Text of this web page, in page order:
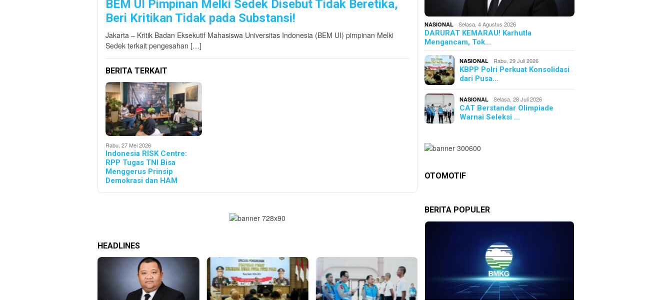
BEM UI Pimpinan Melki Sedek Disebut Tidak Beretika,
Beri Kritikan Tidak pada Substansi!
Jakarta – Kritik Badan Eksekutif Mahasiswa Universitas Indonesia (BEM UI) pimpinan Melki
Sedek terkait pengesahan […]
BERITA TERKAIT
Rabu, 27 Mei 2026
Indonesia RISK Centre:
RPP Tugas TNI Bisa
Menggerus Prinsip
Demokrasi dan HAM
HEADLINES
NASIONAL Selasa, 4 Agustus 2026
DARURAT KEMARAU! Karhutla
Mengancam, Tok…
NASIONAL Rabu, 29 Juli 2026
KBPP Polri Perkuat Konsolidasi
dari Pusa…
NASIONAL Selasa, 28 Juli 2026
CAT Berstandar Olimpiade
Warnai Seleksi …
OTOMOTIF
BERITA POPULER